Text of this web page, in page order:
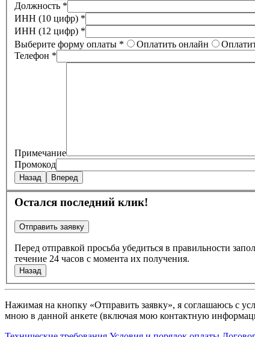
Должность *
ИНН (10 цифр) *
ИНН (12 цифр) *
Выберите форму оплаты *
Оплатить онлайн
Телефон *
Примечание
Промокод
Назад Вперед
Остался последний клик!
Перед отправкой просьба убедиться в правильности
течение 24 часов с момента их получения.
Назад
Нажимая на кнопку «Отправить заявку», я соглашаюсь с
мною в данной анкете (включая мою контактную